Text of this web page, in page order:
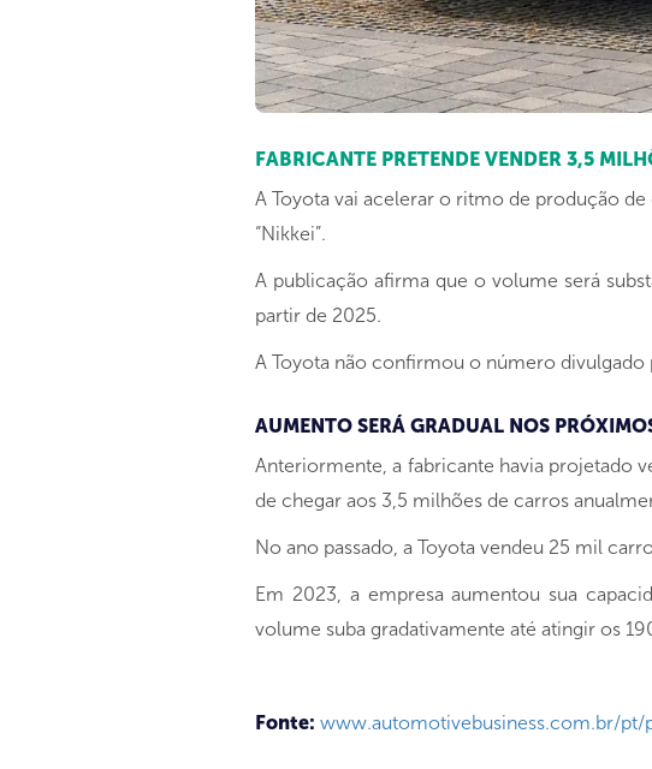
FABRICANTE PRETENDE VENDER 3,5
A Toyota vai acelerar o ritmo de produção
“Nikkei”.
A publicação afirma que o volume será
partir de 2025.
A Toyota não confirmou o número divulgado
AUMENTO SERÁ GRADUAL NOS
Anteriormente, a fabricante havia projetado
de chegar aos 3,5 milhões de carros
No ano passado, a Toyota vendeu 25 mil
Em 2023, a empresa aumentou sua
volume suba gradativamente até atingir os
Fonte: www.automotivebusiness.com.br/